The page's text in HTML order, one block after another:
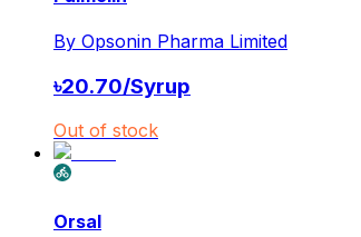
By Opsonin Pharma Limited
৳20.70/Syrup
Out of stock
Orsal